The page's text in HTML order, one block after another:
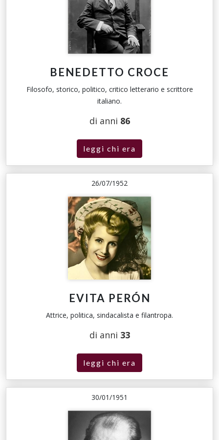
BENEDETTO CROCE
Filosofo, storico, politico, critico letterario e scrittore
italiano.
di anni 86
leggi chi era
26/07/1952
EVITA PERÓN
Attrice, politica, sindacalista e filantropa.
di anni 33
leggi chi era
30/01/1951